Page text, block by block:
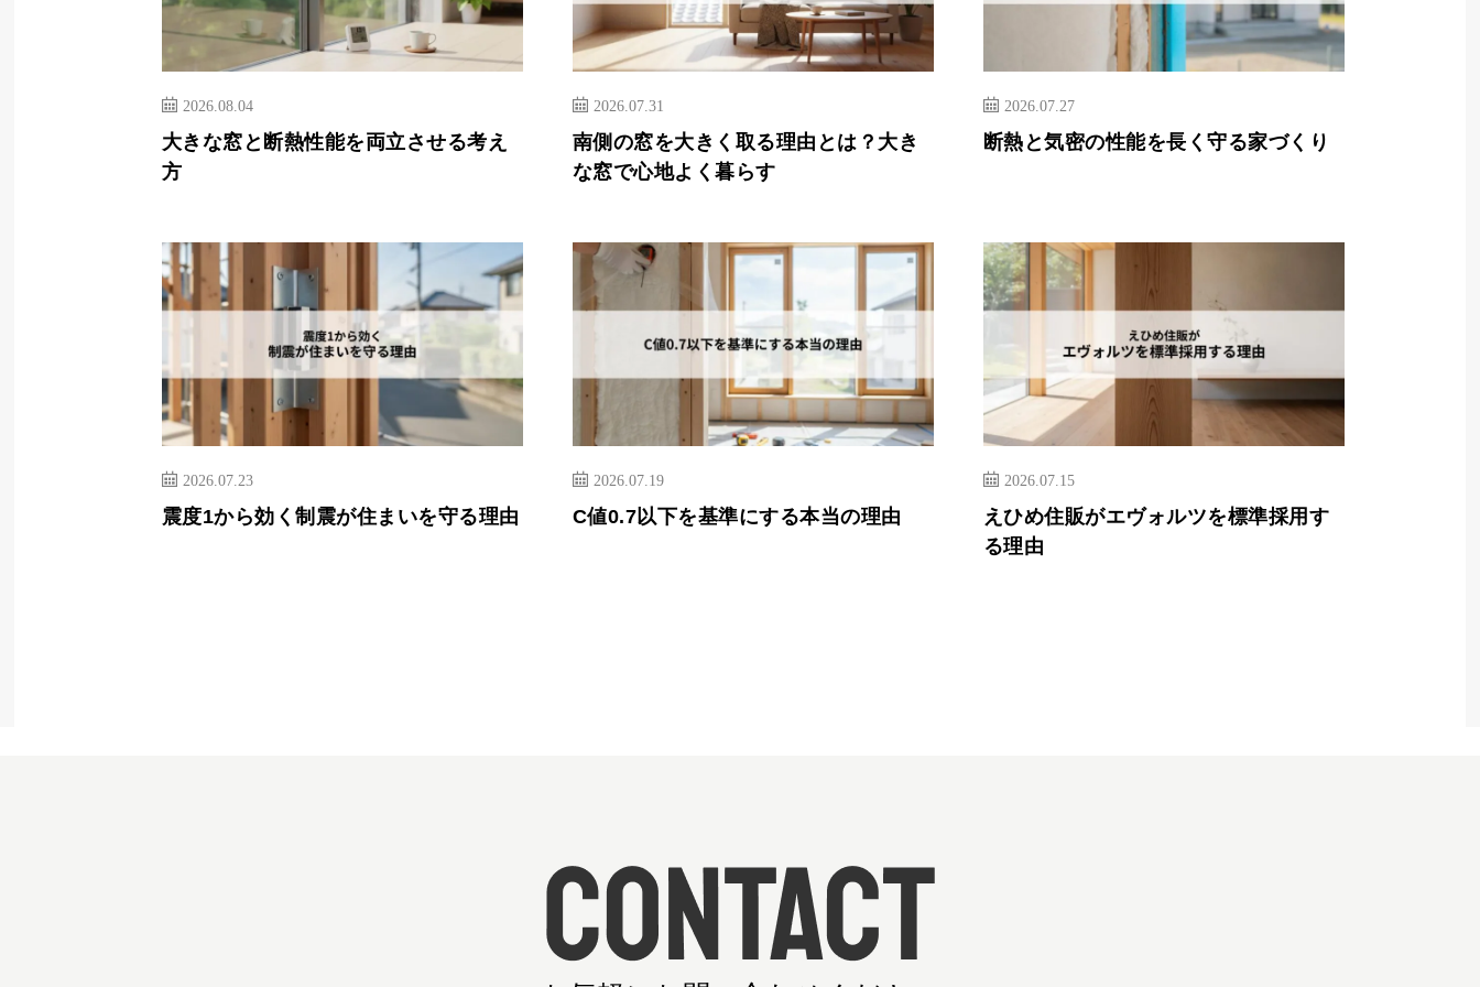
2026.08.04
大きな窓と断熱性能を両立させる考え
方
2026.07.31
南側の窓を大きく取る理由とは？大き
な窓で心地よく暮らす
2026.07.27
断熱と気密の性能を長く守る家づくり
2026.07.23
震度1から効く制震が住まいを守る理由
2026.07.19
C値0.7以下を基準にする本当の理由
2026.07.15
えひめ住販がエヴォルツを標準採用す
る理由